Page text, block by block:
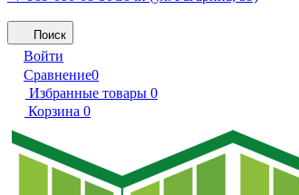
Поиск
Войти
Сравнение0
Избранные товары 0
Корзина 0